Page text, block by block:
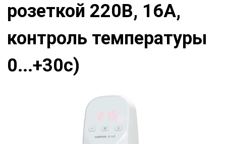
розеткой 220В, 16А,
контроль температуры
0...+30с)